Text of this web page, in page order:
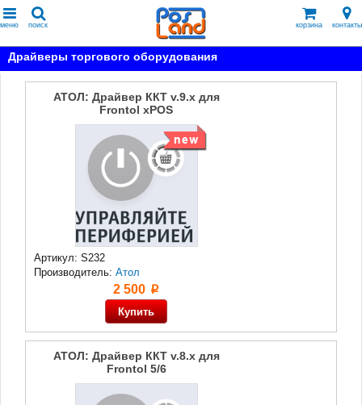
меню поиск корзина контакты
Драйверы торгового оборудования
АТОЛ: Драйвер ККТ v.9.x для
Frontol xPOS
Артикул: S232
Производитель: Атол
2 500 p
АТОЛ: Драйвер ККТ v.8.x для
Frontol 5/6